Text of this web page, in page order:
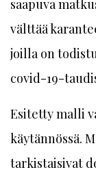
saapuva
välttää
joilla on
covid-19-
Esitetty malli
käytännössä.
tarkistaisivat